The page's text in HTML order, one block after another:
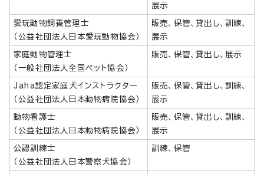
展示
愛玩動物飼養管理士
（公益社団法人日本愛玩動物協会）
販売、保管、貸出し、訓練、
展示
家庭動物管理士
（一般社団法人全国ペット協会）
販売、保管、貸出し、展示
Jaha認定家庭犬インストラクター
（公益社団法人日本動物病院協会）
販売、保管、貸出し、訓練、
展示
動物看護士
（公益社団法人日本動物病院協会）
販売、保管、貸出し、訓練、
展示
公認訓練士
（公益社団法人日本警察犬協会）
訓練、保管